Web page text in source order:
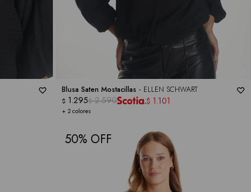
Blusa Saten Mostacillas - ELLEN SCHWART
+ 2 colores
$ 1.295$ 2.590 $ 1.101
50